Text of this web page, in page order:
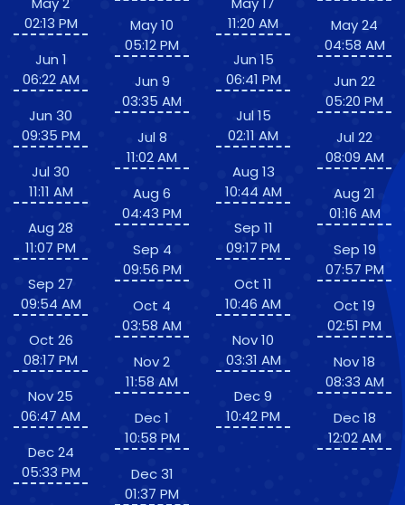
02:13 PM
Jun 1
06:22 AM
Jun 30
09:35 PM
Jul 30
11:11 AM
Aug 28
11:07 PM
Sep 27
09:54 AM
Oct 26
08:17 PM
Nov 25
06:47 AM
Dec 24
05:33 PM
May 10
05:12 PM
Jun 9
03:35 AM
Jul 8
11:02 AM
Aug 6
04:43 PM
Sep 4
09:56 PM
Oct 4
03:58 AM
Nov 2
11:58 AM
Dec 1
10:58 PM
Dec 31
01:37 PM
11:20 AM
Jun 15
06:41 PM
Jul 15
02:11 AM
Aug 13
10:44 AM
Sep 11
09:17 PM
Oct 11
10:46 AM
Nov 10
03:31 AM
Dec 9
10:42 PM
May 24
04:58 AM
Jun 22
05:20 PM
Jul 22
08:09 AM
Aug 21
01:16 AM
Sep 19
07:57 PM
Oct 19
02:51 PM
Nov 18
08:33 AM
Dec 18
12:02 AM